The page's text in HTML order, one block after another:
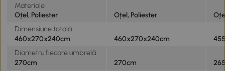
Materiale
Oțel, Poliester
Oțel, Poliester
Dimensiune totală
460x270x240cm
460x270x240cm
Diametru fiecare umbrelă
270cm
270cm